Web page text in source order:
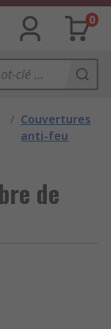
0
/ Couvertures
anti-feu
de